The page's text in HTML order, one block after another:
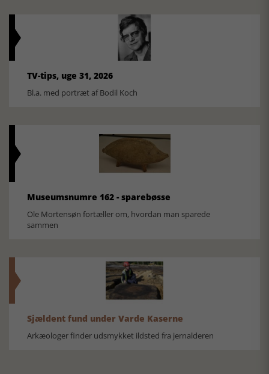
TV-tips, uge 31, 2026
Bl.a. med portræt af Bodil Koch
Museumsnumre 162 - sparebøsse
Ole Mortensøn fortæller om, hvordan man sparede
sammen
Sjældent fund under Varde Kaserne
Arkæologer finder udsmykket ildsted fra jernalderen